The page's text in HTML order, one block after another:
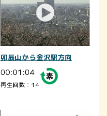
卯辰山から金沢駅方向
00:01:04
再生回数：14